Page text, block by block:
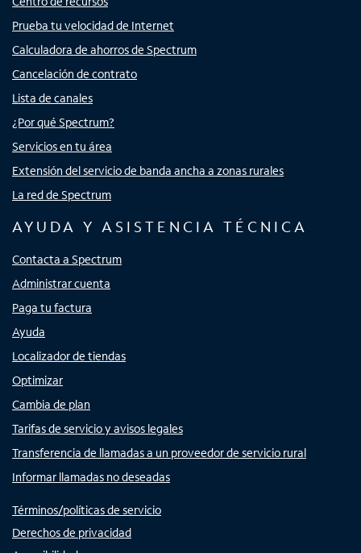
Prueba tu velocidad de Internet
Calculadora de ahorros de Spectrum
Cancelación de contrato
Lista de canales
¿Por qué Spectrum?
Servicios en tu área
Extensión del servicio de banda ancha a zonas rurales
La red de Spectrum
AYUDA Y ASISTENCIA TÉCNICA
Contacta a Spectrum
Administrar cuenta
Paga tu factura
Ayuda
Localizador de tiendas
Optimizar
Cambia de plan
Tarifas de servicio y avisos legales
Transferencia de llamadas a un proveedor de servicio rural
Informar llamadas no deseadas
Términos/políticas de servicio
Derechos de privacidad